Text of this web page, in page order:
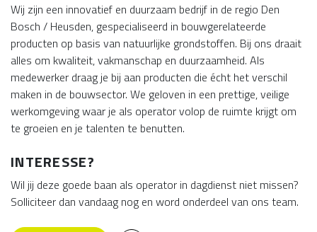
Wij zijn een innovatief en duurzaam bedrijf in de regio Den
Bosch / Heusden, gespecialiseerd in bouwgerelateerde
producten op basis van natuurlijke grondstoffen. Bij ons draait
alles om kwaliteit, vakmanschap en duurzaamheid. Als
medewerker draag je bij aan producten die écht het verschil
maken in de bouwsector. We geloven in een prettige, veilige
werkomgeving waar je als operator volop de ruimte krijgt om
te groeien en je talenten te benutten.
INTERESSE?
Wil jij deze goede baan als operator in dagdienst niet missen?
Solliciteer dan vandaag nog en word onderdeel van ons team.